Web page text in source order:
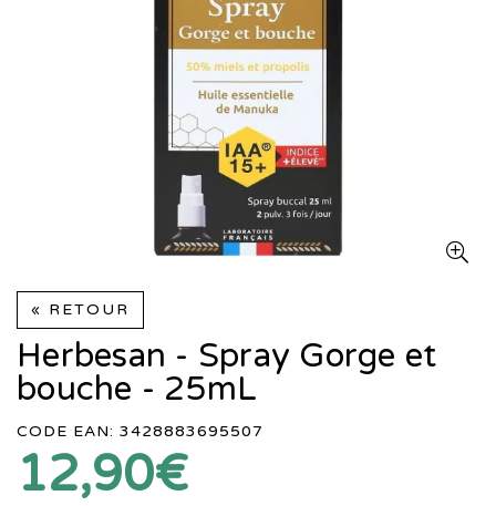
« RETOUR
Herbesan - Spray Gorge et
bouche - 25mL
CODE EAN: 3428883695507
12,90€